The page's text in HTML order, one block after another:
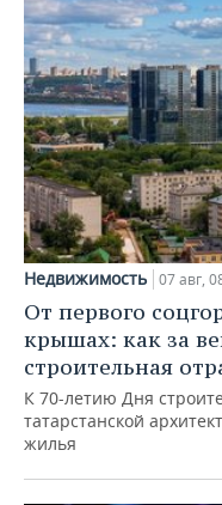
Недвижимость 07 авг,
От первого
крышах: как за
строительная
К 70-летию Дня
татарстанской
жилья